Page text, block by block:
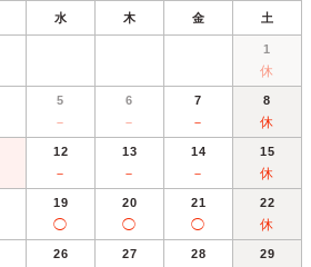
水 木 金 土
1
休
5
－
6
－
7
－
8
休
12
－
13
－
14
－
15
休
19
◯
20
◯
21
◯
22
休
26 27 28 29